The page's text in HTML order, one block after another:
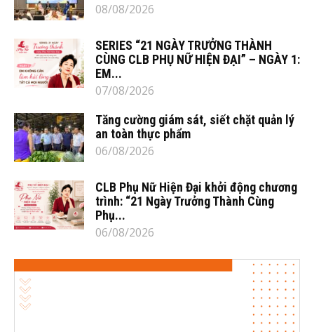
08/08/2026
SERIES “21 NGÀY TRƯỞNG THÀNH
CÙNG CLB PHỤ NỮ HIỆN ĐẠI” – NGÀY 1:
EM...
07/08/2026
Tăng cường giám sát, siết chặt quản lý
an toàn thực phẩm
06/08/2026
CLB Phụ Nữ Hiện Đại khởi động chương
trình: “21 Ngày Trưởng Thành Cùng
Phụ...
06/08/2026